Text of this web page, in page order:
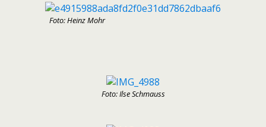
Foto: Heinz Mohr
Foto: Ilse Schmauss